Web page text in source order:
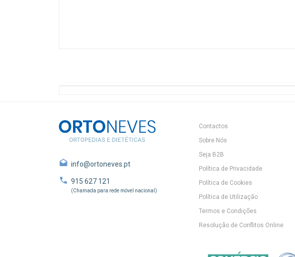
info@ortoneves.pt
915 627 121
(Chamada para rede móvel nacional)
Contactos
Sobre Nós
Seja B2B
Política de Privacidade
Política de Cookies
Política de Utilização
Termos e Condições
Resolução de Conflitos Online